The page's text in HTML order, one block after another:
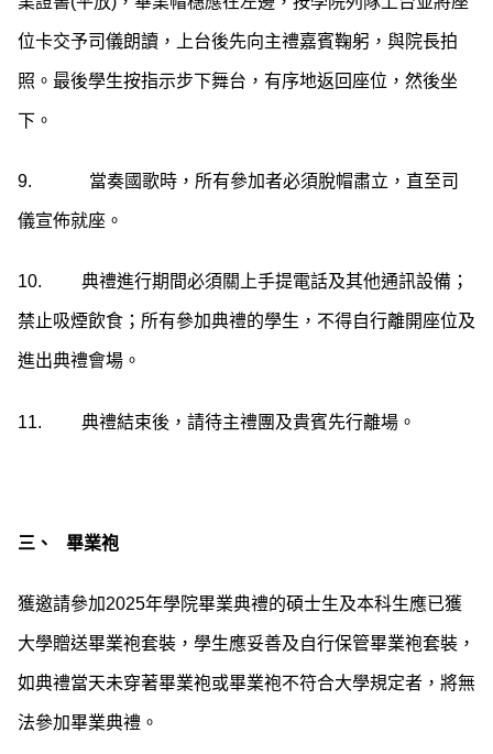
位卡交予司儀朗讀，上台後先向主禮嘉賓鞠躬，與院長拍
照。最後學生按指示步下舞台，有序地返回座位，然後坐
下。
9. 當奏國歌時，所有參加者必須脫帽肅立，直至司
儀宣佈就座。
10. 典禮進行期間必須關上手提電話及其他通訊設備；
禁止吸煙飲食；所有參加典禮的學生，不得自行離開座位及
進出典禮會場。
11. 典禮結束後，請待主禮團及貴賓先行離場。
三、 畢業袍
獲邀請參加2025年學院畢業典禮的碩士生及本科生應已獲
大學贈送畢業袍套裝，學生應妥善及自行保管畢業袍套裝，
如典禮當天未穿著畢業袍或畢業袍不符合大學規定者，將無
法參加畢業典禮。